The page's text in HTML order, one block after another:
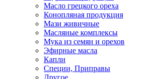
Масло грецкого ореха
Конопляная продукция
Мази живичные
Масляные комплексы
Мука из семян и орехов
Эфирные масла
Капли
Специи, Приправы
Другое